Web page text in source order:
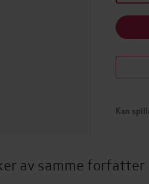
Kan
av samme forfatter